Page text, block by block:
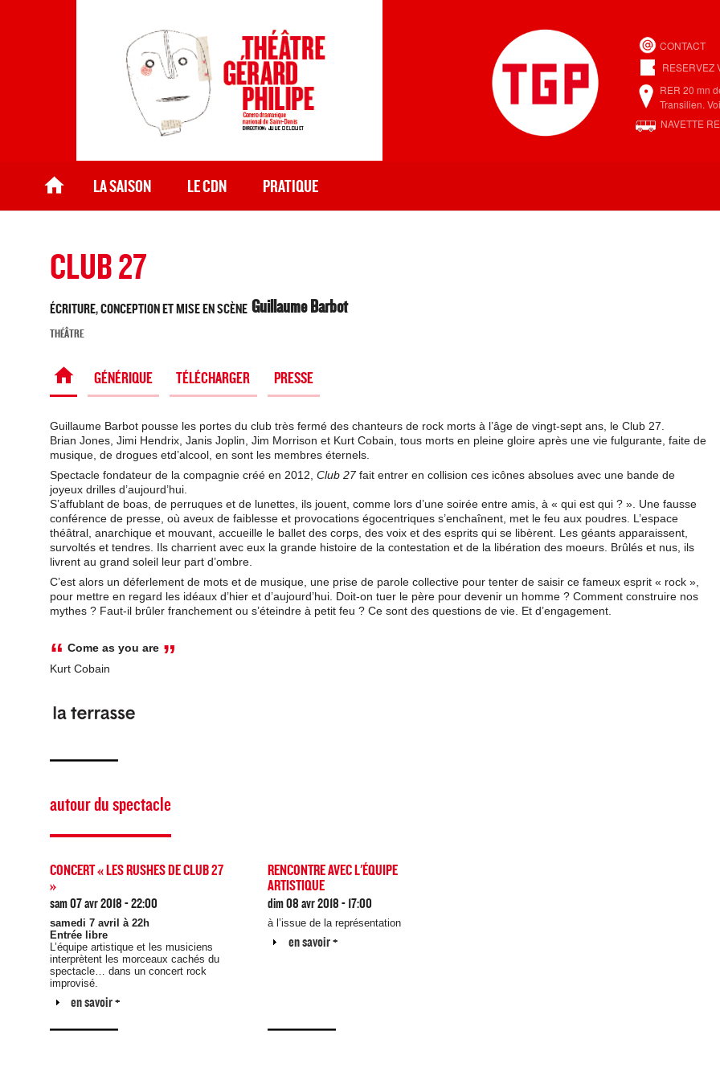
principal
CONTACT
RESERVEZ
RER 20 mn
Transilien.
NAVETTE
ACCUEIL LA SAISON LE CDN PRATIQUE
CLUB 27
ÉCRITURE, CONCEPTION ET MISE EN SCÈNE Guillaume Barbot
THÉÂTRE
SPECTACLE GÉNÉRIQUE TÉLÉCHARGER PRESSE
Guillaume Barbot pousse les portes du club très fermé des chanteurs de rock morts à l’âge de vingt-sept ans, le Club 27.
Brian Jones, Jimi Hendrix, Janis Joplin, Jim Morrison et Kurt Cobain, tous morts en pleine gloire après une vie fulgurante, faite de
musique, de drogues etd’alcool, en sont les membres éternels.
Spectacle fondateur de la compagnie créé en 2012, Club 27fait entrer en collision ces icônes absolues avec une bande de
joyeux drilles d’aujourd’hui.
S’affublant de boas, de perruques et de lunettes, ils jouent, comme lors d’une soirée entre amis, à « qui est qui ? ». Une fausse
conférence de presse, où aveux de faiblesse et provocations égocentriques s’enchaînent, met le feu aux poudres. L’espace
théâtral, anarchique et mouvant, accueille le ballet des corps, des voix et des esprits qui se libèrent. Les géants apparaissent,
survoltés et tendres. Ils charrient avec eux la grande histoire de la contestation et de la libération des moeurs. Brûlés et nus, ils
livrent au grand soleil leur part d’ombre.
C’est alors un déferlement de mots et de musique, une prise de parole collective pour tenter de saisir ce fameux esprit « rock »,
pour mettre en regard les idéaux d’hier et d’aujourd’hui. Doit-on tuer le père pour devenir un homme ? Comment construire nos
mythes ? Faut-il brûler franchement ou s’éteindre à petit feu ? Ce sont des questions de vie. Et d’engagement.
Come as you are
Kurt Cobain
autour du spectacle
CONCERT « LES RUSHES DE CLUB 27
»
sam 07 avr 2018 - 22:00
samedi 7 avril à 22h
Entrée libre
L’équipe artistique et les musiciens
interprètent les morceaux cachés du
spectacle… dans un concert rock
improvisé.
Afficher
en savoir +
RENCONTRE AVEC L'ÉQUIPE
ARTISTIQUE
dim 08 avr 2018 - 17:00
à l’issue de la représentation
Afficher
en savoir +